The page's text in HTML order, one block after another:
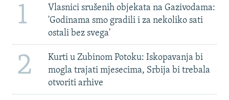
1
Vlasnici srušenih objekata na Gazivodama:
'Godinama smo gradili i za nekoliko sati
ostali bez svega'
2
Kurti u Zubinom Potoku: Iskopavanja bi
mogla trajati mjesecima, Srbija bi trebala
otvoriti arhive